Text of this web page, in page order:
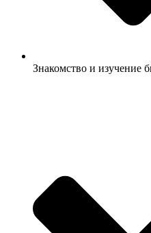
Знакомство и изучение